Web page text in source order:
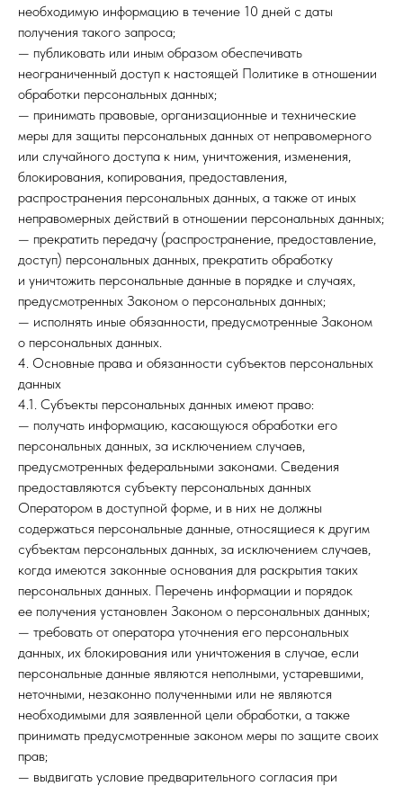
необходимую информацию в течение 10 дней с даты
получения такого запроса;
— публиковать или иным образом обеспечивать
неограниченный доступ к настоящей Политике в отношении
обработки персональных данных;
— принимать правовые, организационные и технические
меры для защиты персональных данных от неправомерного
или случайного доступа к ним, уничтожения, изменения,
блокирования, копирования, предоставления,
распространения персональных данных, а также от иных
неправомерных действий в отношении персональных данных;
— прекратить передачу (распространение, предоставление,
доступ) персональных данных, прекратить обработку
и уничтожить персональные данные в порядке и случаях,
предусмотренных Законом о персональных данных;
— исполнять иные обязанности, предусмотренные Законом
о персональных данных.
4. Основные права и обязанности субъектов персональных
данных
4.1. Субъекты персональных данных имеют право:
— получать информацию, касающуюся обработки его
персональных данных, за исключением случаев,
предусмотренных федеральными законами. Сведения
предоставляются субъекту персональных данных
Оператором в доступной форме, и в них не должны
содержаться персональные данные, относящиеся к другим
субъектам персональных данных, за исключением случаев,
когда имеются законные основания для раскрытия таких
персональных данных. Перечень информации и порядок
ее получения установлен Законом о персональных данных;
— требовать от оператора уточнения его персональных
данных, их блокирования или уничтожения в случае, если
персональные данные являются неполными, устаревшими,
неточными, незаконно полученными или не являются
необходимыми для заявленной цели обработки, а также
принимать предусмотренные законом меры по защите своих
прав;
— выдвигать условие предварительного согласия при